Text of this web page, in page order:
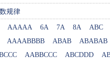
规律
AAAAA 6A 7A 8A
ABC
AAAABBBB ABAB
ABABAB
AABBCCC ABCDDD